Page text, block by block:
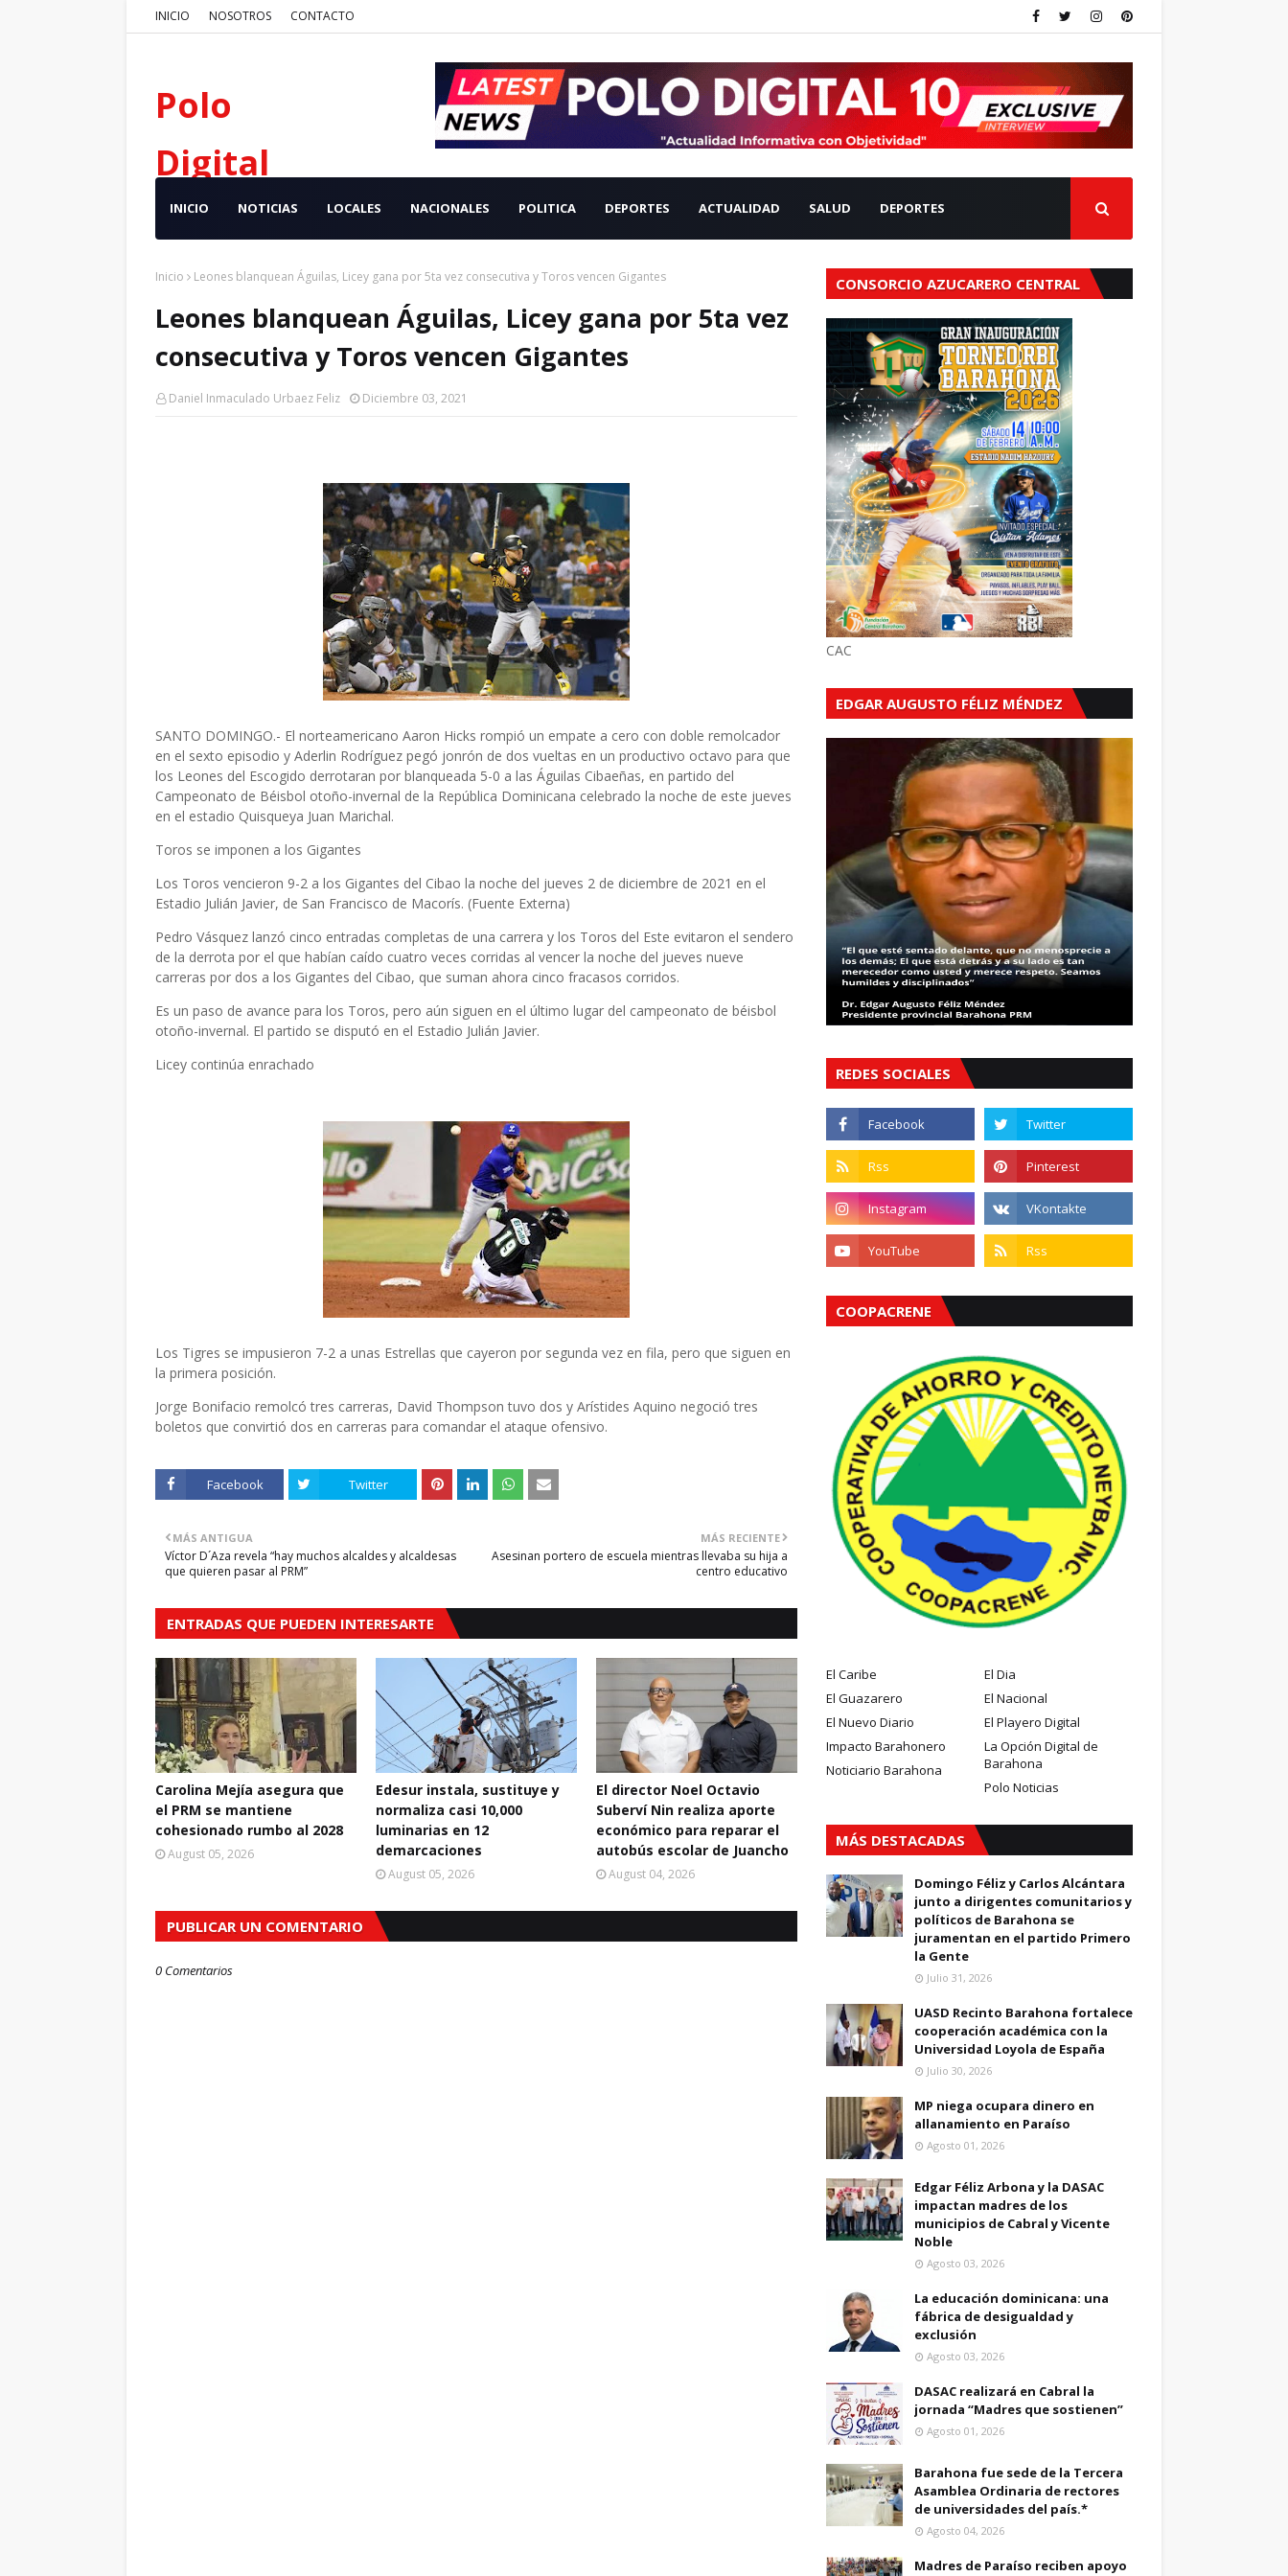
INICIO NOSOTROS CONTACTO
Polo
Digital
INICIO NOTICIAS LOCALES NACIONALES POLITICA DEPORTES ACTUALIDAD SALUD DEPORTES
Inicio Leones blanquean Águilas, Licey gana por 5ta vez consecutiva y Toros vencen Gigantes
Leones blanquean Águilas, Licey gana por 5ta vez
consecutiva y Toros vencen Gigantes
Daniel Inmaculado Urbaez Feliz Diciembre 03, 2021
SANTO DOMINGO.- El norteamericano Aaron Hicks rompió un empate a cero con doble remolcador
en el sexto episodio y Aderlin Rodríguez pegó jonrón de dos vueltas en un productivo octavo para que
los Leones del Escogido derrotaran por blanqueada 5-0 a las Águilas Cibaeñas, en partido del
Campeonato de Béisbol otoño-invernal de la República Dominicana celebrado la noche de este jueves
en el estadio Quisqueya Juan Marichal.
Toros se imponen a los Gigantes
Los Toros vencieron 9-2 a los Gigantes del Cibao la noche del jueves 2 de diciembre de 2021 en el
Estadio Julián Javier, de San Francisco de Macorís. (Fuente Externa)
Pedro Vásquez lanzó cinco entradas completas de una carrera y los Toros del Este evitaron el sendero
de la derrota por el que habían caído cuatro veces corridas al vencer la noche del jueves nueve
carreras por dos a los Gigantes del Cibao, que suman ahora cinco fracasos corridos.
Es un paso de avance para los Toros, pero aún siguen en el último lugar del campeonato de béisbol
otoño-invernal. El partido se disputó en el Estadio Julián Javier.
Licey continúa enrachado
Los Tigres se impusieron 7-2 a unas Estrellas que cayeron por segunda vez en fila, pero que siguen en
la primera posición.
Jorge Bonifacio remolcó tres carreras, David Thompson tuvo dos y Arístides Aquino negoció tres
boletos que convirtió dos en carreras para comandar el ataque ofensivo.
Facebook Twitter
MÁS RECIENTE
Asesinan portero de escuela mientras llevaba su hija a
centro educativo
MÁS ANTIGUA
Víctor D´Aza revela “hay muchos alcaldes y alcaldesas
que quieren pasar al PRM”
ENTRADAS QUE PUEDEN INTERESARTE
Carolina Mejía asegura que
el PRM se mantiene
cohesionado rumbo al 2028
August 05, 2026
Edesur instala, sustituye y
normaliza casi 10,000
luminarias en 12
demarcaciones
August 05, 2026
El director Noel Octavio
Suberví Nin realiza aporte
económico para reparar el
autobús escolar de Juancho
August 04, 2026
PUBLICAR UN COMENTARIO
0 Comentarios
CONSORCIO AZUCARERO CENTRAL
CAC
EDGAR AUGUSTO FÉLIZ MÉNDEZ
REDES SOCIALES
COOPACRENE
El Caribe
El Dia
El Guazarero
El Nacional
El Nuevo Diario
El Playero Digital
Impacto Barahonero
La Opción Digital de
Barahona
Noticiario Barahona
Polo Noticias
MÁS DESTACADAS
Domingo Féliz y Carlos Alcántara
junto a dirigentes comunitarios y
políticos de Barahona se
juramentan en el partido Primero
la Gente
Julio 31, 2026
UASD Recinto Barahona fortalece
cooperación académica con la
Universidad Loyola de España
Julio 30, 2026
MP niega ocupara dinero en
allanamiento en Paraíso
Agosto 01, 2026
Edgar Féliz Arbona y la DASAC
impactan madres de los
municipios de Cabral y Vicente
Noble
Agosto 03, 2026
La educación dominicana: una
fábrica de desigualdad y
exclusión
Agosto 03, 2026
DASAC realizará en Cabral la
jornada “Madres que sostienen”
Agosto 01, 2026
Barahona fue sede de la Tercera
Asamblea Ordinaria de rectores
de universidades del país.*
Agosto 04, 2026
Madres de Paraíso reciben apoyo